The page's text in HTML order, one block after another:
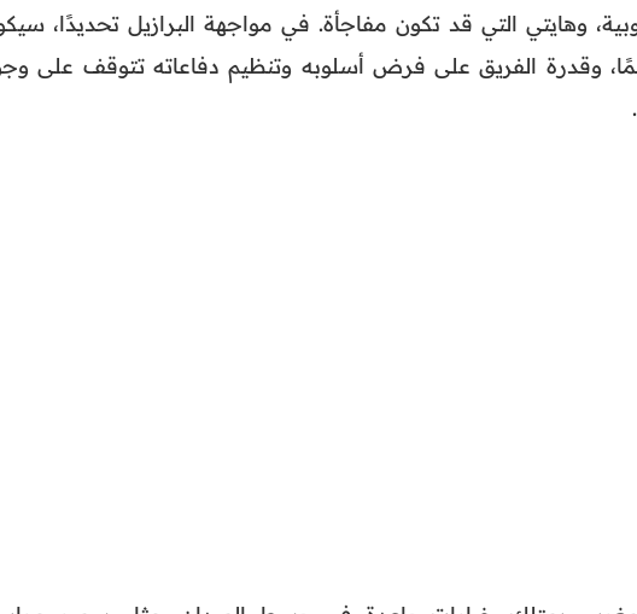
وهايتي التي قد تكون مفاجأة. في مواجهة البرازيل تحديدًا،
وقدرة الفريق على فرض أسلوبه وتنظيم دفاعاته تتوقف على